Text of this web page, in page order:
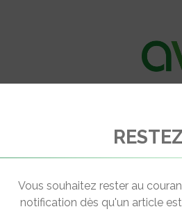
Vous souhaitez rester au
notification dès qu'un article